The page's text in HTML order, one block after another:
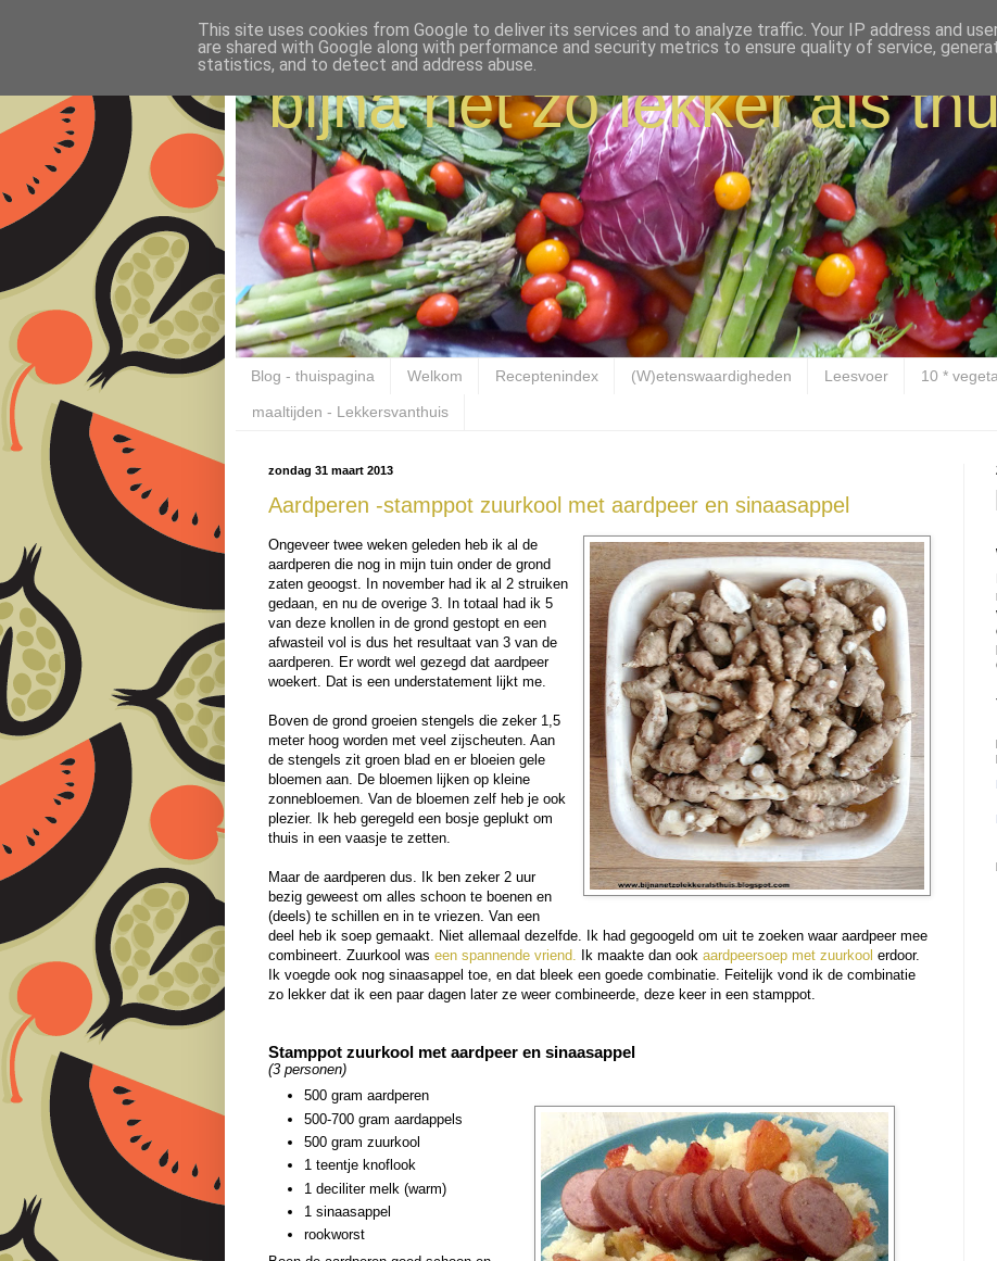
bijna net zo lekker als
Blog - thuispagina Welkom Receptenindex (W)etenswaardigheden Leesvoer 10 *
maaltijden - Lekkersvanthuis
zondag 31 maart 2013
Aardperen -stamppot zuurkool met aardpeer en sinaasappel
Ongeveer twee weken geleden heb ik al de
aardperen die nog in mijn tuin onder de grond
zaten geoogst. In november had ik al 2 struiken
gedaan, en nu de overige 3. In totaal had ik 5
van deze knollen in de grond gestopt en een
afwasteil vol is dus het resultaat van 3 van de
aardperen. Er wordt wel gezegd dat aardpeer
woekert. Dat is een understatement lijkt me.
Boven de grond groeien stengels die zeker 1,5
meter hoog worden met veel zijscheuten. Aan
de stengels zit groen blad en er bloeien gele
bloemen aan. De bloemen lijken op kleine
zonnebloemen. Van de bloemen zelf heb je ook
plezier. Ik heb geregeld een bosje geplukt om
thuis in een vaasje te zetten.
Maar de aardperen dus. Ik ben zeker 2 uur
bezig geweest om alles schoon te boenen en
(deels) te schillen en in te vriezen. Van een
deel heb ik soep gemaakt. Niet allemaal dezelfde. Ik had gegoogeld om uit te zoeken waar aardpeer mee
combineert. Zuurkool was een spannende vriend. Ik maakte dan ook aardpeersoep met zuurkool erdoor.
Ik voegde ook nog sinaasappel toe, en dat bleek een goede combinatie. Feitelijk vond ik de combinatie
zo lekker dat ik een paar dagen later ze weer combineerde, deze keer in een stamppot.
Stamppot zuurkool met aardpeer en sinaasappel
(3 personen)
500 gram aardperen
500-700 gram aardappels
500 gram zuurkool
1 teentje knoflook
1 deciliter melk (warm)
1 sinaasappel
rookworst
This site uses cookies from Google to deliver its services and to analyze traffic. Your IP address and
are shared with Google along with performance and security metrics to ensure quality of service,
statistics, and to detect and address abuse.